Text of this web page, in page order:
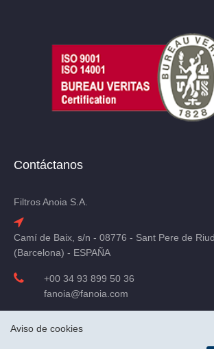
Contáctanos
Filtros Anoia S.A.
Camí de Baix, s/n - 08776 - Sant Pere de
(Barcelona) - ESPAÑA
+00 34 93 899 50 36
fanoia@fanoia.com
Aviso de cookies